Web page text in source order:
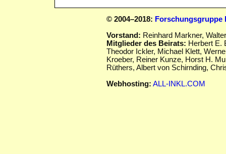
© 2004–2018: Forschungsgruppe
Vorstand: Reinhard Markner,
Mitglieder des Beirats: Herbert E.
Theodor Ickler, Michael Klett,
Kroeber, Reiner Kunze, Horst H.
Rüthers, Albert von Schirnding,
Webhosting: ALL-INKL.COM